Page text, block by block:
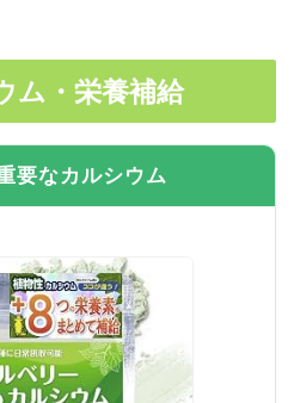
ム・栄養補給
要なカルシウム